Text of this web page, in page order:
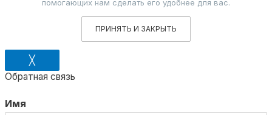
помогающих нам сделать его удобнее для вас.
ПРИНЯТЬ И ЗАКРЫТЬ
╳
Обратная связь
Имя